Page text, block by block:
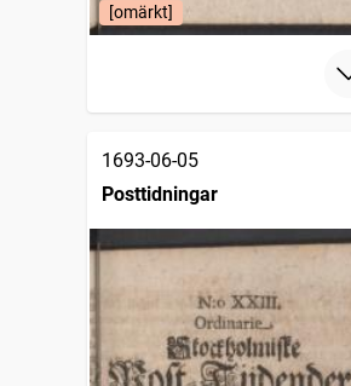
[omärkt]
1693-06-05
Posttidningar